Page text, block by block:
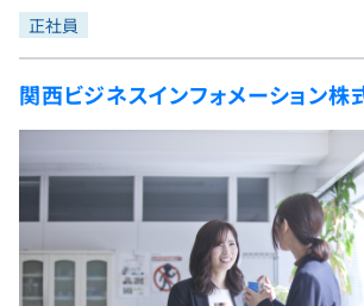
インターン
新卒エージェント
イベント・セミナー
インタビュー
就活成功ガイド
問題集
4択課題
プラン
プログラミング言語
ゲーム・マンガ
Tech Team Journal
note
paizaとは？
正社員
関西ビジネスインフォメーション株